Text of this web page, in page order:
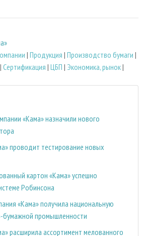
| Продукция | Производство бумаги |
| Сертификация | ЦБП | Экономика, рынок|
«Кама» назначили нового
проводит тестирование новых
картон «Кама» успешно
Робинсона
«Кама» получила национальную
промышленности
расширила ассортимент мелованного